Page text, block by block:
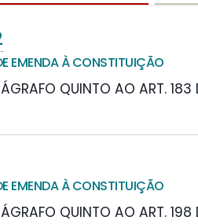
EMENDA À CONSTITUIÇÃO
QUINTO AO ART.
EMENDA À CONSTITUIÇÃO
QUINTO AO ART.